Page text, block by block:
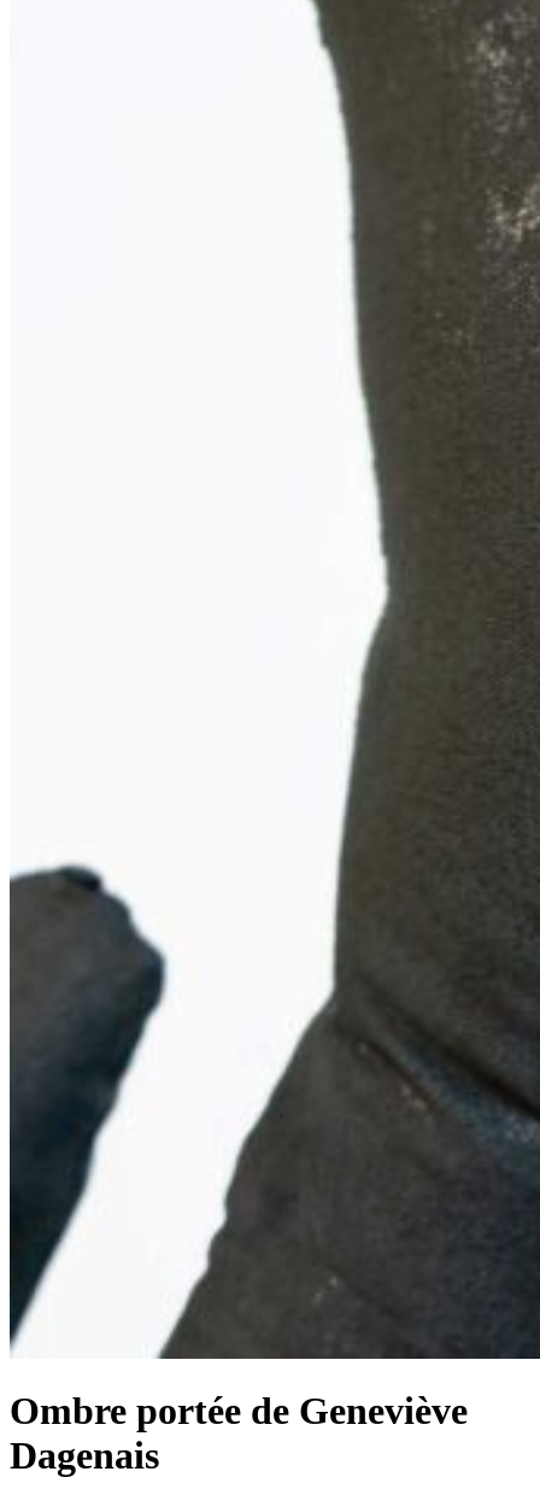
Ombre portée de Geneviève
Dagenais